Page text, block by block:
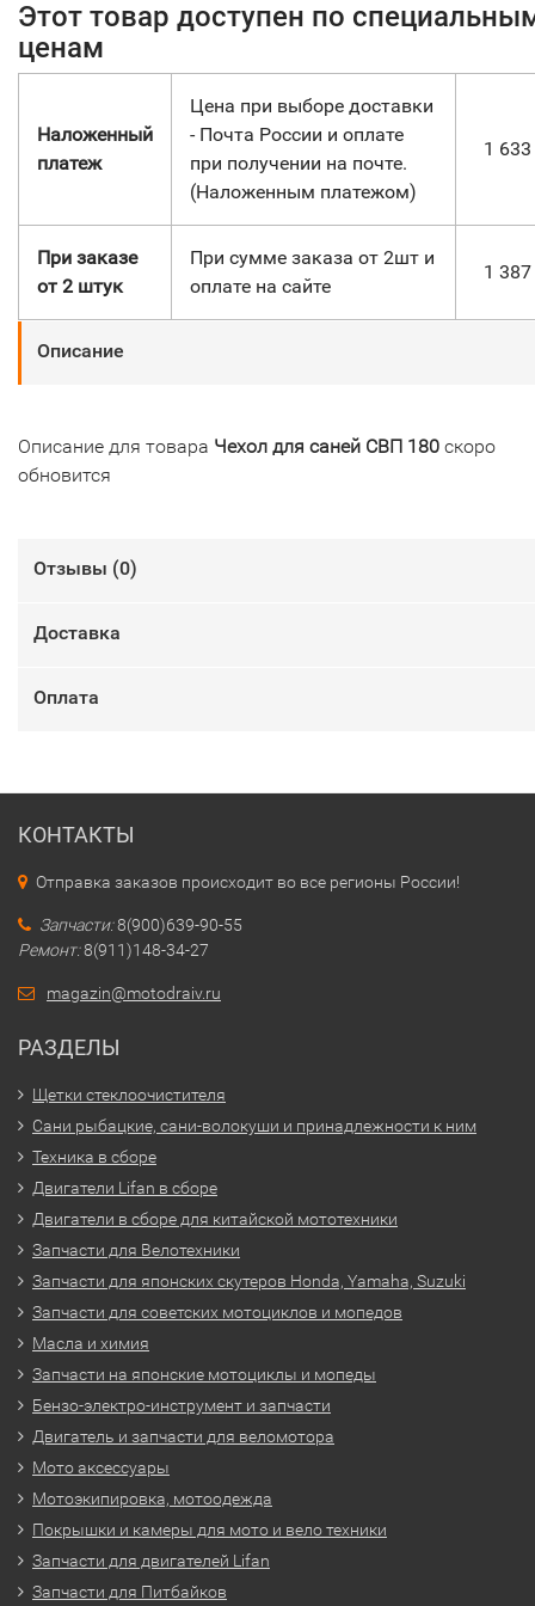
Этот товар доступен по
ценам
Наложенный
платеж
Цена при выборе доставки
- Почта России и оплате
при получении на почте.
(Наложенным платежом)
1 633
При заказе
от 2 штук
При сумме заказа от 2шт и
оплате на сайте
1 387
Описание
Описание для товара Чехол для саней СВП 180 скоро
обновится
Отзывы (0)
Доставка
Оплата
КОНТАКТЫ
Отправка заказов происходит во все регионы России!
Запчасти:8(900)639-90-55
Ремонт:8(911)148-34-27
magazin@motodraiv.ru
РАЗДЕЛЫ
Щетки стеклоочистителя
Сани рыбацкие, сани-волокуши и принадлежности к ним
Техника в сборе
Двигатели Lifan в сборе
Двигатели в сборе для китайской мототехники
Запчасти для Велотехники
Запчасти для японских скутеров Honda, Yamaha, Suzuki
Запчасти для советских мотоциклов и мопедов
Масла и химия
Запчасти на японские мотоциклы и мопеды
Бензо-электро-инструмент и запчасти
Двигатель и запчасти для веломотора
Мото аксессуары
Мотоэкипировка, мотоодежда
Покрышки и камеры для мото и вело техники
Запчасти для двигателей Lifan
Запчасти для Питбайков